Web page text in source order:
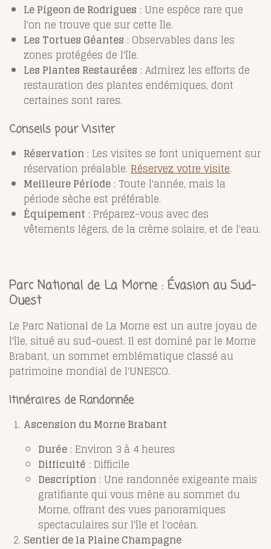
Le Pigeon de Rodrigues : Une espèce rare que
l'on ne trouve que sur cette île.
Les Tortues Géantes : Observables dans les
zones protégées de l'île.
Les Plantes Restaurées : Admirez les efforts de
restauration des plantes endémiques, dont
certaines sont rares.
Conseils pour Visiter
Réservation : Les visites se font uniquement sur
réservation préalable. Réservez votre visite.
Meilleure Période : Toute l'année, mais la
période sèche est préférable.
Équipement : Préparez-vous avec des
vêtements légers, de la crème solaire, et de l'eau.
Parc National de La Morne : Évasion au Sud-
Ouest
Le Parc National de La Morne est un autre joyau de
l'île, situé au sud-ouest. Il est dominé par le Morne
Brabant, un sommet emblématique classé au
patrimoine mondial de l'UNESCO.
Itinéraires de Randonnée
Ascension du Morne Brabant
Durée : Environ 3 à 4 heures
Difficulté : Difficile
Description : Une randonnée exigeante mais
gratifiante qui vous mène au sommet du
Morne, offrant des vues panoramiques
spectaculaires sur l'île et l'océan.
Sentier de la Plaine Champagne